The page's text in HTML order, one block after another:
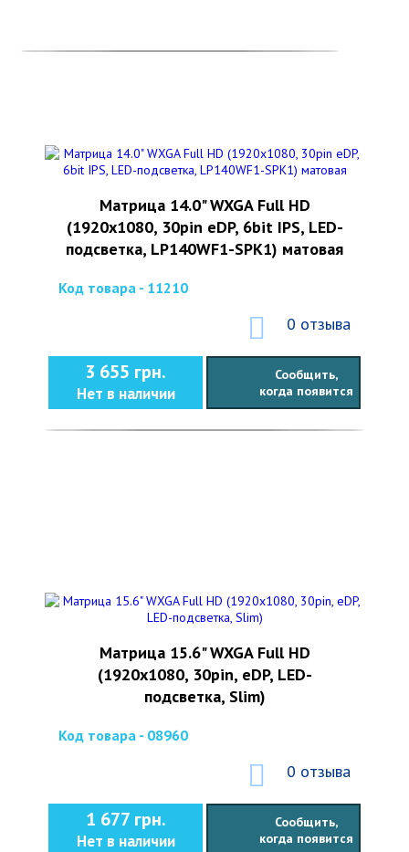
Матрица 14.0" WXGA Full HD
(1920х1080, 30pin eDP, 6bit IPS, LED-
подсветка, LP140WF1-SPK1) матовая
Код товара - 11210
0 отзыва
3 655 грн.
Нет в наличии
Сообщить,
когда появится
Матрица 15.6" WXGA Full HD
(1920x1080, 30pin, eDP, LED-
подсветка, Slim)
Код товара - 08960
0 отзыва
1 677 грн.
Нет в наличии
Сообщить,
когда появится